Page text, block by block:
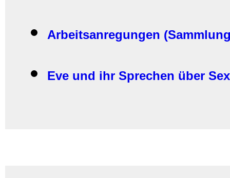
Arbeitsanregungen
Eve und ihr Sprechen über